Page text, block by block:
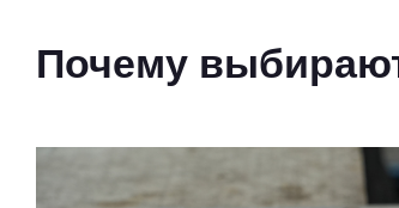
Почему